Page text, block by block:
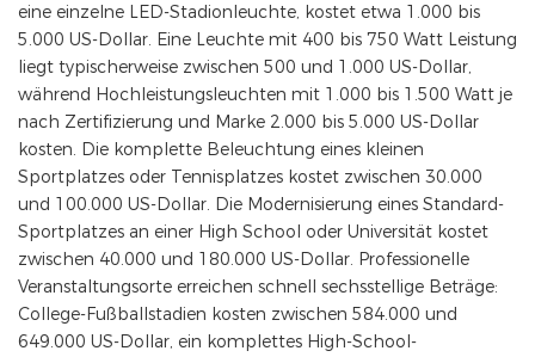
eine einzelne LED-Stadionleuchte, kostet etwa 1.000 bis
5.000 US-Dollar. Eine Leuchte mit 400 bis 750 Watt Leistung
liegt typischerweise zwischen 500 und 1.000 US-Dollar,
während Hochleistungsleuchten mit 1.000 bis 1.500 Watt je
nach Zertifizierung und Marke 2.000 bis 5.000 US-Dollar
kosten. Die komplette Beleuchtung eines kleinen
Sportplatzes oder Tennisplatzes kostet zwischen 30.000
und 100.000 US-Dollar. Die Modernisierung eines Standard-
Sportplatzes an einer High School oder Universität kostet
zwischen 40.000 und 180.000 US-Dollar. Professionelle
Veranstaltungsorte erreichen schnell sechsstellige Beträge:
College-Fußballstadien kosten zwischen 584.000 und
649.000 US-Dollar, ein komplettes High-School-